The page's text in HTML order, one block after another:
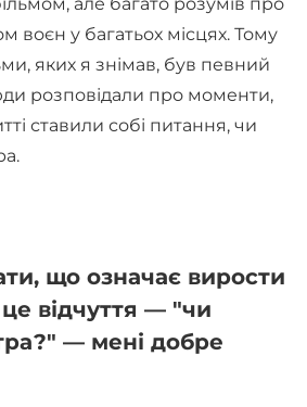
воєн у багатьох місцях. Тому
яких я знімав, був певний
розповідали про моменти,
ставили собі питання, чи
що означає вирости
це відчуття — "чи
— мені добре